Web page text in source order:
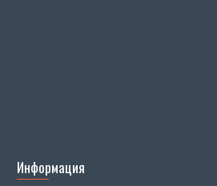
Информация